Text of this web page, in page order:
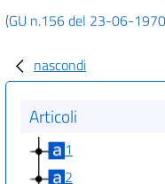
(GU n.156 del 23-06-
nascondi
Articoli
1
2